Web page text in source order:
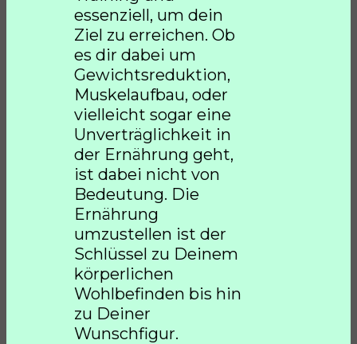
essenziell, um dein
Ziel zu erreichen. Ob
es dir dabei um
Gewichtsreduktion,
Muskelaufbau, oder
vielleicht sogar eine
Unverträglichkeit in
der Ernährung geht,
ist dabei nicht von
Bedeutung. Die
Ernährung
umzustellen ist der
Schlüssel zu Deinem
körperlichen
Wohlbefinden bis hin
zu Deiner
Wunschfigur.